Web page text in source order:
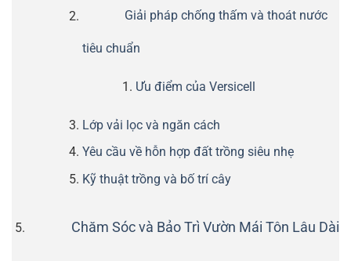
Giải pháp chống thấm và thoát nước
tiêu chuẩn
Ưu điểm của Versicell
Lớp vải lọc và ngăn cách
Yêu cầu về hỗn hợp đất trồng siêu nhẹ
Kỹ thuật trồng và bố trí cây
Chăm Sóc và Bảo Trì Vườn Mái Tôn Lâu Dài